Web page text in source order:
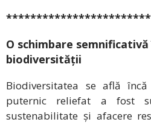
O schimbare
biodiversității
Biodiversitatea se află
puternic reliefat a fost
sustenabilitate și afacere